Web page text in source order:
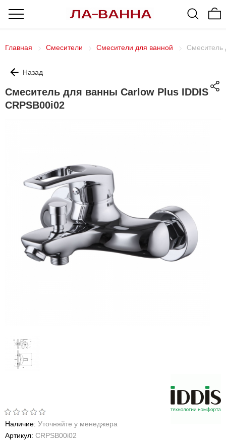
Главная Смесители Смесители для ванной Смеситель
Назад
Смеситель для ванны Carlow Plus IDDIS
CRPSB00i02
Наличие: Уточняйте у менеджера
Артикул: CRPSB00i02